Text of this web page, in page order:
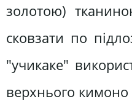
золотою)
сковзати по
"учикаке"
верхнього кимоно